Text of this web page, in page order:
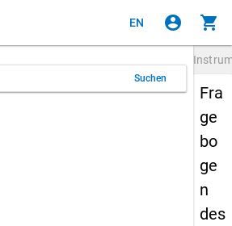
EN account_circle shopping_cart
Suchen
Fra
ge
bo
ge
n
des